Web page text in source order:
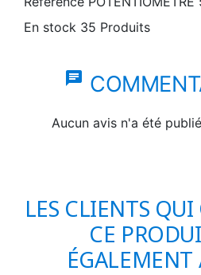
En stock 35 Produits
chat
Aucun avis n'a été
LES CLIENTS
CE
ÉGALEMENT